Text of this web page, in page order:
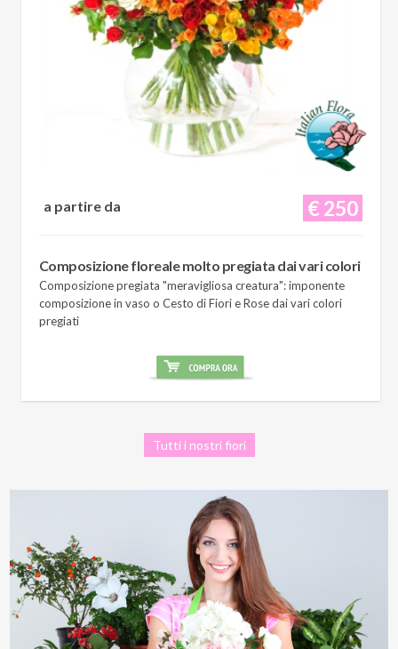
€ 250
a partire da
Composizione floreale molto pregiata dai vari colori
Composizione pregiata "meravigliosa creatura": imponente
composizione in vaso o Cesto di Fiori e Rose dai vari colori
pregiati
Tutti i nostri fiori